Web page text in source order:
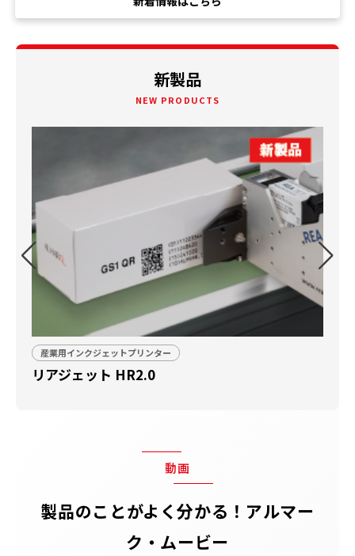
新製品
NEW PRODUCTS
産業用インクジェットプリンター
リアジェット HR2.0
動画
製品のことがよく分かる！アルマー
ク・ムービー